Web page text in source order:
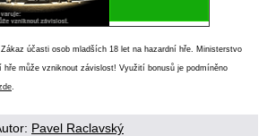
účasti osob mladších 18 let na hazardní hře. Ministerstvo
může vzniknout závislost! Využití bonusů je podmíněno
.
Pavel Raclavský